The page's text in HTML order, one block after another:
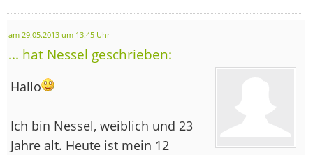
am 29.05.2013 um 13:45 Uhr
... hat Nessel geschrieben:
Hallo
Ich bin Nessel, weiblich und 23
Jahre alt. Heute ist mein 12